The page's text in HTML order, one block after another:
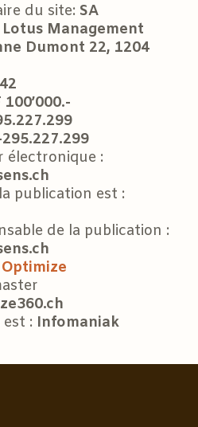
du site: SA
Lotus Management
Dumont 22, 1204
100’000.-
295.227.299
électronique :
publication est :
de la publication :
Optimize
: Infomaniak